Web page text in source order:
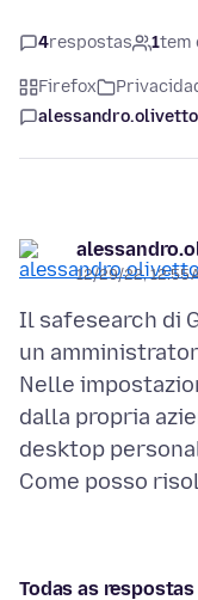
4respostas 1tem
Firefox
alessandro.olivetto
12/29/22, 12:55
Il safesearch di
un
Nelle
dalla propria
desktop
Todas as respostas